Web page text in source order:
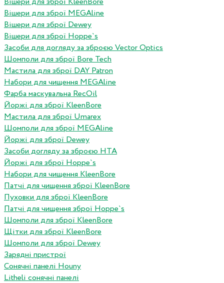
Вішери для зброї MEGAline
Вішери для зброї Dewey
Вішери для зброї Hoppe`s
Засоби для догляду за зброєю Vector Optics
Шомполи для зброї Bore Tech
Мастила для зброї DAY Patron
Набори для чищення MEGAline
Фарба маскувальна RecOil
Йоржі для зброї KleenBore
Мастила для зброї Umarex
Шомполи для зброї MEGAline
Йоржі для зброї Dewey
Засоби догляду за зброєю HTA
Йоржі для зброї Hoppe`s
Набори для чищення KleenBore
Патчі для чищення зброї KleenBore
Пуховки для зброї KleenBore
Патчі для чищення зброї Hoppe`s
Шомполи для зброї KleenBore
Щітки для зброї KleenBore
Шомполи для зброї Dewey
Зарядні пристрої
Сонячні панелі Houny
Litheli сонячні панелі